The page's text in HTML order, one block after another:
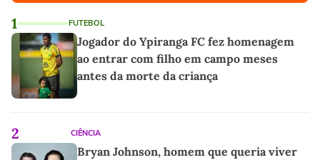
1 FUTEBOL
Jogador do Ypiranga FC fez homenagem
ao entrar com filho em campo meses
antes da morte da criança
2 CIÊNCIA
Bryan Johnson, homem que queria viver